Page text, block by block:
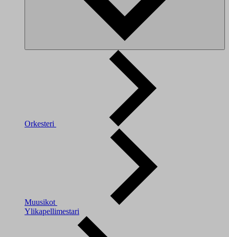
Orkesteri
Muusikot
Ylikapellimestari